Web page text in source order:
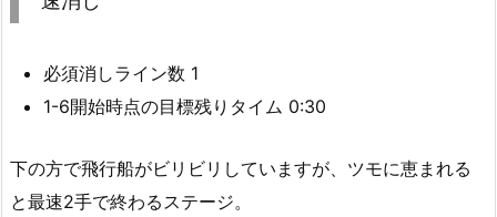
必須消しライン数 1
1-6開始時点の目標残りタイム 0:30
下の方で飛行船がビリビリしていますが、ツモに恵まれる
と最速2手で終わるステージ。